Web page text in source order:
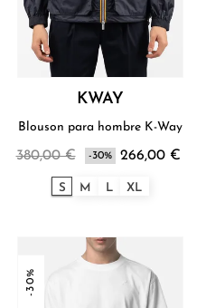
KWAY
Blouson para hombre K-Way
380,00 € -30% 266,00 €
S M L XL
-30%